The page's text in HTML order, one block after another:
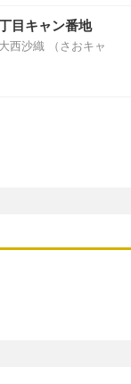
目キャン番地
西沙織 （さおキャ